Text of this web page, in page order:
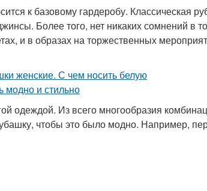
к базовому гардеробу. Классическая
Более того, нет никаких сомнений в
и в образах на торжественных
одеждой. Из всего многообразия
чтобы это было модно. Например,